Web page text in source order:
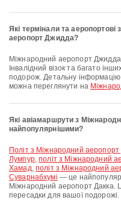
Які термінали та аеропортові
аеропорт Джидда?
Міжнародний аеропорт Джидда пропонує Автобус, Дитяча кімната,
Інвалідний візок та багато
подорож. Детальну інформацію
можна переглянути на
Які авіамаршрути з
найпопулярнішими?
політ з Міжнародний аеропорт Дакка в Міжнародний аеропорт Куала-
Лумпур,політ з Міжнародний
Хамад, політ з Міжнародний
Суварнабхумі — це
Міжнародний аеропорт Дакка.
пересадки для вашої подорожі.